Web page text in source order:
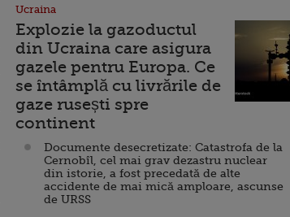
Ucraina
Explozie la gazoductul
din Ucraina care asigura
gazele pentru Europa. Ce
se întâmplă cu livrările de
gaze rusești spre
continent
Documente desecretizate: Catastrofa de la
Cernobîl, cel mai grav dezastru nuclear
din istorie, a fost precedată de alte
accidente de mai mică amploare, ascunse
de URSS